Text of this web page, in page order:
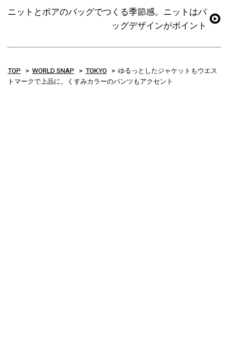
ニットとボアのバッグでつくる季節感。ニットはバ
ッグデザインがポイント
TOP WORLD SNAP TOKYO
ゆるっとしたジャケットもウエス
トマークで上品に。くすみカラーのパンツもアクセント